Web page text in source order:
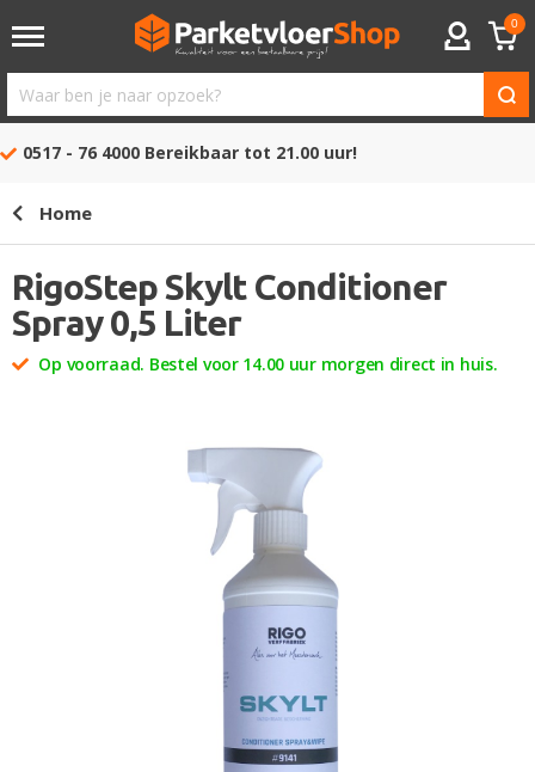
ACCOUNT
0
Waar
ben
opzoek?
0517 - 76 4000 Bereikbaar tot 21.00 uur!
Home
RigoStep Skylt Conditioner
Spray 0,5 Liter
Op voorraad. Bestel voor 14.00 uur morgen direct in huis.